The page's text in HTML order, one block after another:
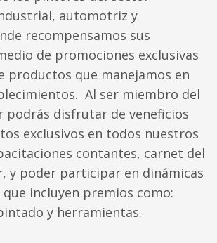
automotriz y
recompensamos sus
de promociones exclusivas
productos que manejamos en
Al ser miembro del
podrás disfrutar de veneficios
exclusivos en todos nuestros
contantes, carnet del
y poder participar en dinámicas
incluyen premios como:
y herramientas.